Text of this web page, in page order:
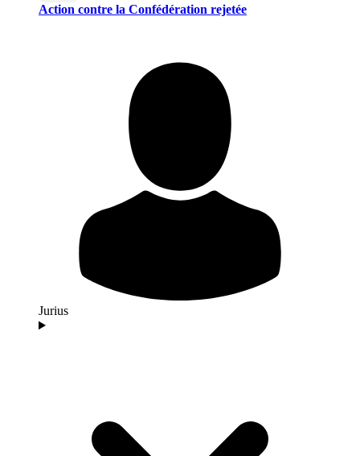
Action contre la Confédération rejetée
Jurius